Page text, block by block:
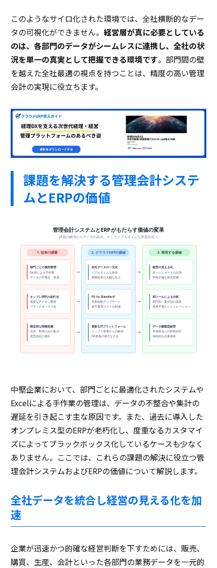
このようなサイロ化された環境では、全社横断的なデー
タの可視化ができません。経営層が真に必要としている
のは、各部門のデータがシームレスに連携し、全社の状
況を単一の真実として把握できる環境です。部門間の壁
を越えた全社最適の視点を持つことは、精度の高い管理
会計の実現に役立ちます。
課題を解決する管理会計システ
ムとERPの価値
管理会計システムとERPがもたらす価値の変革
課題の解消からデータの統合、そしてリアルタイムな意思決定へ
1. 従来の課題
部門ごとの個別管理
Excelによる手作業
データの不整合・遅延
オンプレERPの老朽化
過度なアドオン開発
ブラックボックス化
限定的な情報把握
月次・期末のみの集計
意思決定の遅れ
2. クラウドERPの価値
全社データの一元化
リアルタイムな統合
業務効率の大幅な向上
Fit to Standard
定期自動アップデート
保守運用コストの削減
柔軟なITプラットフォーム
インフラ管理からの解放
DX推進の強力な土台
3. 実現する価値
経営の見える化
ダッシュボードの活用
常時正確な状況把握
BIツールによる分析
部門別・案件別の採算
将来予測とシミュレーション
データ駆動型経営
市場変化への即時対応
持続的な企業成長
中堅企業において、部門ごとに最適化されたシステムや
Excelによる手作業の管理は、データの不整合や集計の
遅延を引き起こす主な原因です。また、過去に導入した
オンプレミス型のERPが老朽化し、度重なるカスタマイ
ズによってブラックボックス化しているケースも少なく
ありません。ここでは、これらの課題の解決に役立つ管
理会計システムおよびERPの価値について解説します。
全社データを統合し経営の見える化を加
速
企業が迅速かつ的確な経営判断を下すためには、販売、
購買、生産、会計といった各部門の業務データを一元的